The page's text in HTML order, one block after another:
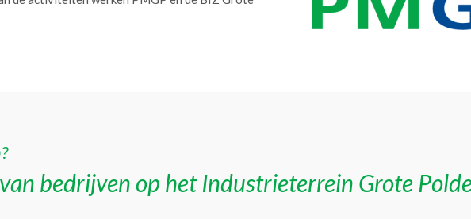
bedrijven op het Industrieterrein Grote